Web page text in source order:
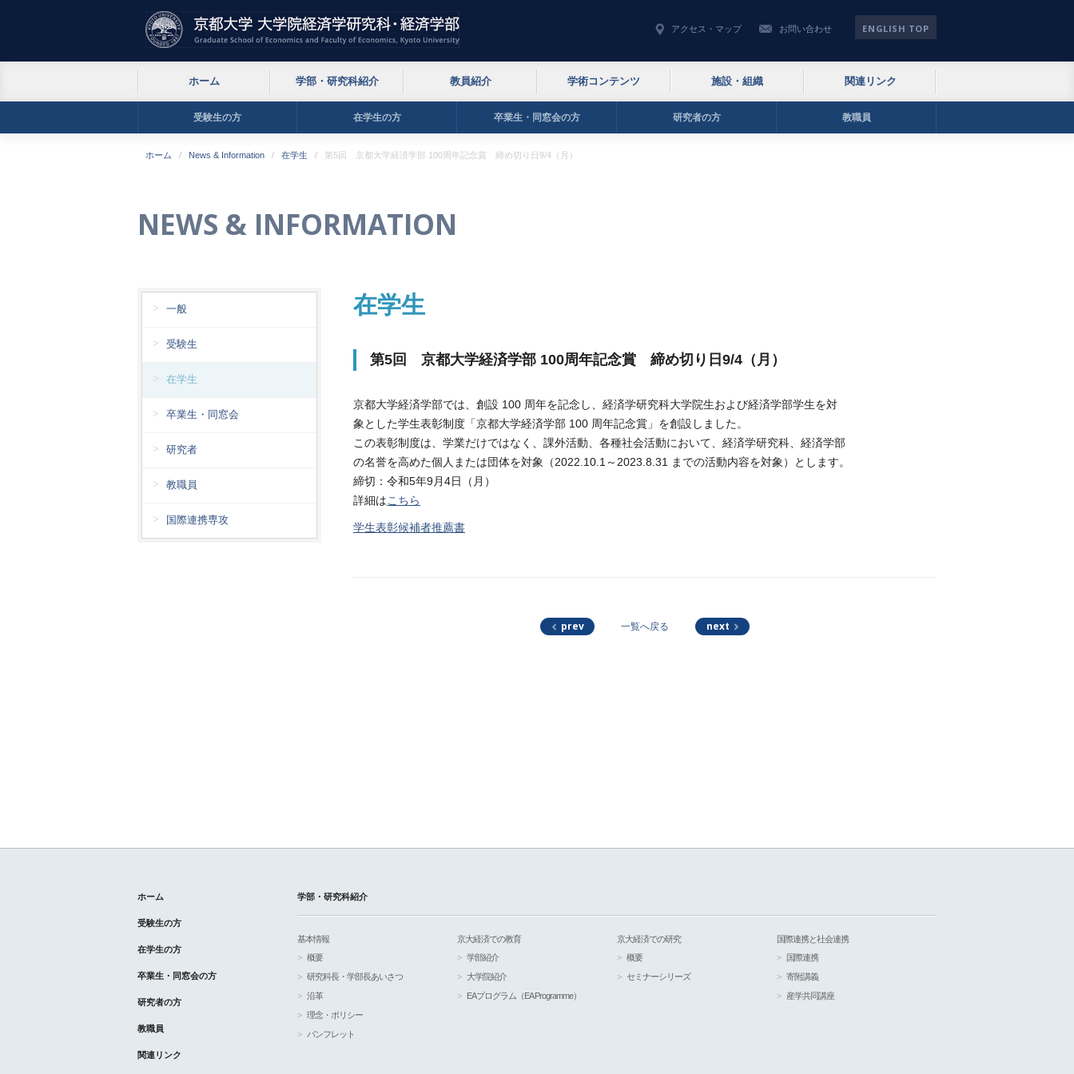
アクセス・マップ お問い合わせ ENGLISH TOP
ホーム 学部・研究科紹介 教員紹介 学術コンテンツ 施設・組織 関連リンク
受験生の方 在学生の方 卒業生・同窓会の方 研究者の方 教職員
ホーム News & Information 在学生 第5回 京都大学経済学部 100周年記念賞 締め切り日9/4（月）
NEWS & INFORMATION
在学生
第5回 京都大学経済学部 100周年記念賞 締め切り日9/4（月）
京都大学経済学部では、創設 100 周年を記念し、経済学研究科大学院生および経済学部学生を対
象とした学生表彰制度「京都大学経済学部 100 周年記念賞」を創設しました。
この表彰制度は、学業だけではなく、課外活動、各種社会活動において、経済学研究科、経済学部
の名誉を高めた個人または団体を対象（2022.10.1～2023.8.31 までの活動内容を対象）とします。
締切：令和5年9月4日（月）
詳細はこちら
学生表彰候補者推薦書
prev 一覧へ戻る next
一般
受験生
在学生
卒業生・同窓会
研究者
教職員
国際連携専攻
ホーム
受験生の方
在学生の方
卒業生・同窓会の方
研究者の方
教職員
関連リンク
学部・研究科紹介
基本情報
概要
研究科長・学部長あいさつ
沿革
理念・ポリシー
パンフレット
京大経済での教育
学部紹介
大学院紹介
EAプログラム（EA Programme）
京大経済での研究
概要
セミナーシリーズ
国際連携と社会連携
国際連携
寄附講義
産学共同講座